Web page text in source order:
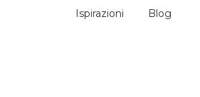
Ispirazioni Blog